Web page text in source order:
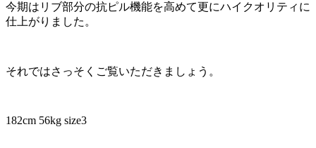
今期はリブ部分の抗ピル機能を高めて更にハイクオリティに
仕上がりました。
それではさっそくご覧いただきましょう。
182cm 56kg size3